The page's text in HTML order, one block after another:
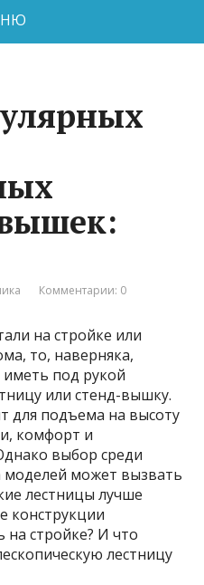
Комментарии: 0
на стройке или
то, наверняка,
иметь под рукой
или стенд-вышку.
для подъема на высоту
комфорт и
выбор среди
моделей может вызвать
лестницы лучше
конструкции
на стройке? И что
лестницу